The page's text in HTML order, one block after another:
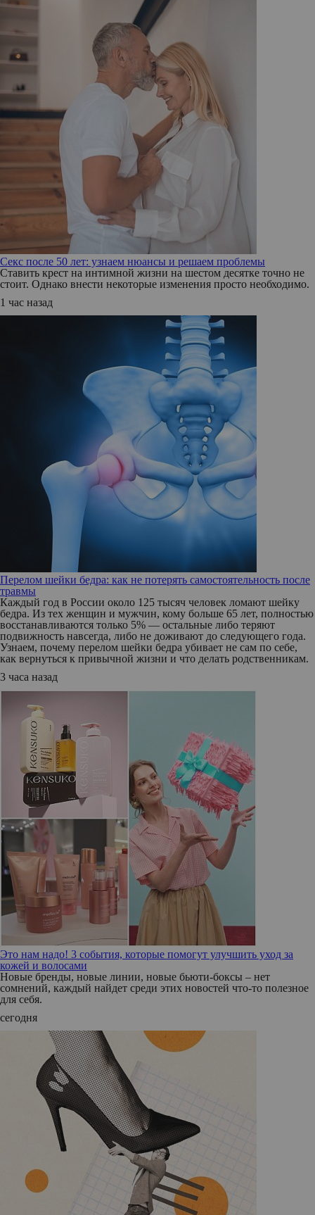
Секс после 50 лет: узнаем нюансы и решаем проблемы
Ставить крест на интимной жизни на шестом десятке точно не
стоит. Однако внести некоторые изменения просто необходимо.
1 час назад
Перелом шейки бедра: как не потерять самостоятельность после
травмы
Каждый год в России около 125 тысяч человек ломают шейку
бедра. Из тех женщин и мужчин, кому больше 65 лет, полностью
восстанавливаются только 5% — остальные либо теряют
подвижность навсегда, либо не доживают до следующего года.
Узнаем, почему перелом шейки бедра убивает не сам по себе,
как вернуться к привычной жизни и что делать родственникам.
3 часа назад
Это нам надо! 3 события, которые помогут улучшить уход за
кожей и волосами
Новые бренды, новые линии, новые бьюти-боксы – нет
сомнений, каждый найдет среди этих новостей что-то полезное
для себя.
сегодня